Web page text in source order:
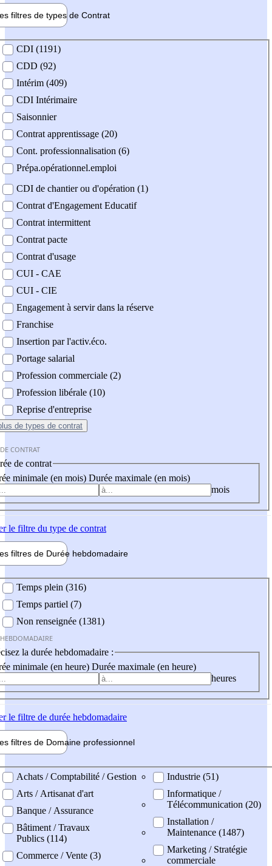
filtres de types de Contrat
contrat
CDI (1191)
CDD (92)
Intérim (409)
CDI Intérimaire
Saisonnier
Contrat apprentissage (20)
Cont. professionnalisation (6)
Prépa.opérationnel.emploi
CDI de chantier ou d'opération (1)
Contrat d'Engagement Educatif
Contrat intermittent
Contrat pacte
Contrat d'usage
CUI - CAE
CUI - CIE
Engagement à servir dans la réserve
Franchise
Insertion par l'activ.éco.
Portage salarial
Profession commerciale (2)
Profession libérale (10)
Reprise d'entreprise
de types de contrat
CONTRAT
de contrat
minimale (en mois) Durée maximale (en mois)
mois
le filtre du type de contrat
filtres de Durée hebdomadaire
Temps plein (316)
Temps partiel (7)
Non renseignée (1381)
la durée hebdomadaire :
minimale (en heure) Durée maximale (en heure)
heures
le filtre de durée hebdomadaire
filtres de Domaine professionnel
professionel
Achats / Comptabilité / Gestion
Arts / Artisanat d'art
Banque / Assurance
Bâtiment / Travaux
Publics (114)
Commerce / Vente (3)
Industrie (51)
Informatique /
Télécommunication (20)
Installation /
Maintenance (1487)
Marketing / Stratégie
commerciale